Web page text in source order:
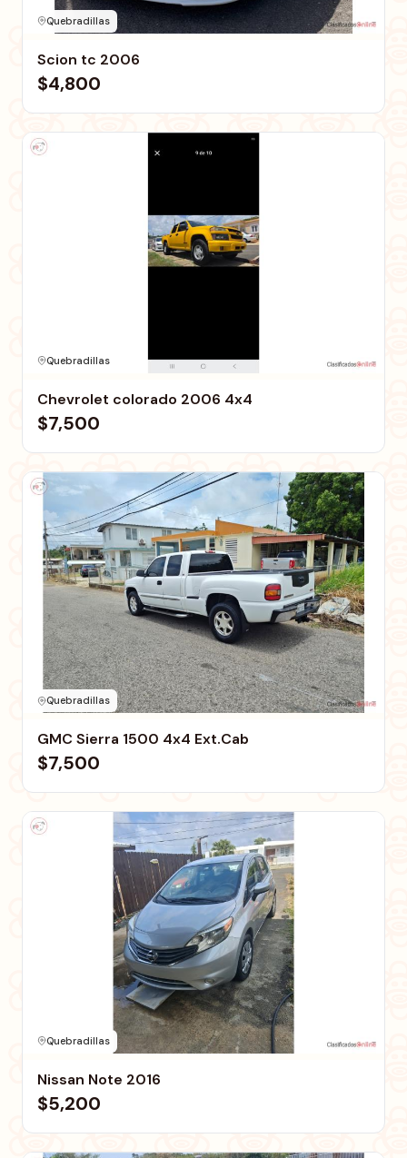
Quebradillas
Scion tc 2006
$4,800
Quebradillas
Chevrolet colorado 2006 4x4
$7,500
Quebradillas
GMC Sierra 1500 4x4 Ext.Cab
$7,500
Quebradillas
Nissan Note 2016
$5,200